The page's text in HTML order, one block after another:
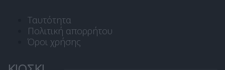
Ταυτότητα
Πολιτική απορρήτου
Όροι χρήσης